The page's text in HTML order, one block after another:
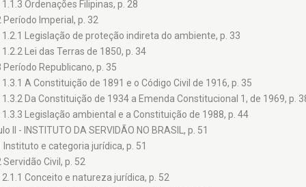
1.1.3 Ordenações Filipinas, p. 28
Período Imperial, p. 32
1.2.1 Legislação de proteção indireta do ambiente, p. 33
1.2.2 Lei das Terras de 1850, p. 34
Período Republicano, p. 35
1.3.1 A Constituição de 1891 e o Código Civil de 1916, p. 35
1.3.2 Da Constituição de 1934 a Emenda Constitucional 1, de 1969, p.
1.3.3 Legislação ambiental e a Constituição de 1988, p. 44
II - INSTITUTO DA SERVIDÃO NO BRASIL, p. 51
Instituto e categoria jurídica, p. 51
Servidão Civil, p. 52
2.1.1 Conceito e natureza jurídica, p. 52